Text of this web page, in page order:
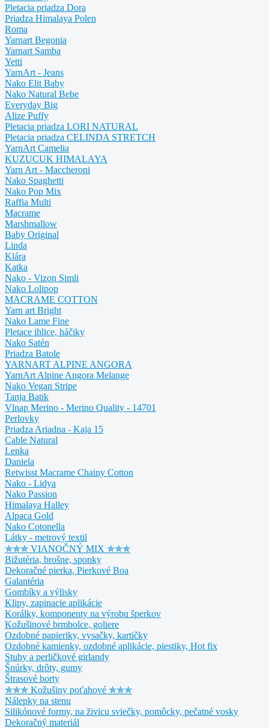
Pletacia priadza Dora
Priadza Himalaya Polen
Roma
Yarnart Begonia
Yarnart Samba
Yetti
YarnArt - Jeans
Nako Elit Baby
Nako Natural Bebe
Everyday Big
Alize Puffy
Pletacia priadza LORI NATURAL
Pletacia priadza CELINDA STRETCH
YarnArt Camelia
KUZUCUK HIMALAYA
Yarn Art - Maccheroni
Nako Spaghetti
Nako Pop Mix
Raffia Multi
Macrame
Marshmallow
Baby Original
Linda
Klára
Katka
Nako - Vizon Simli
Nako Lolipop
MACRAME COTTON
Yarn art Bright
Nako Lame Fine
Pletace ihlice, háčiky
Nako Satén
Priadza Batole
YARNART ALPINE ANGORA
YarnArt Alpine Angora Melange
Nako Vegan Stripe
Tanja Batik
Vlnap Merino - Merino Quality - 14701
Perlovky
Priadza Ariadna - Kaja 15
Cable Natural
Lenka
Daniela
Retwisst Macrame Chainy Cotton
Nako - Lidya
Nako Passion
Himalaya Halley
Alpaca Gold
Nako Cotonella
Látky - metrový textil
✯✯✯ VIANOČNÝ MIX ✯✯✯
Bižutéria, brošne, sponky
Dekoračné pierka, Pierkové Boa
Galantéria
Gombíky a výlisky
Klipy, zapinacie aplikácie
Korálky, komponenty na výrobu šperkov
Kožušinové brmbolce, goliere
Ozdobné papieriky, vysačky, kartičky
Ozdobné kamienky, ozdobné aplikácie, piestiky, Hot fix
Stuhy a perličkové girlandy
Šnúrky, drôty, gumy
Štrasové borty
✯✯✯ Kožušiny poťahové ✯✯✯
Nálepky na stenu
Silikónové formy, na živicu sviečky, pomôcky, pečatné vosky
Dekoračný materiál